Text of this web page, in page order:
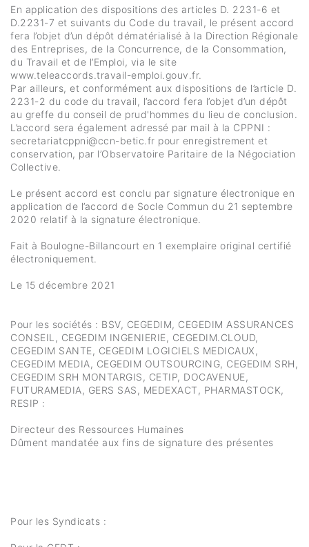
En application des dispositions des articles D. 2231-6 et
D.2231-7 et suivants du Code du travail, le présent accord
fera l’objet d’un dépôt dématérialisé à la Direction Régionale
des Entreprises, de la Concurrence, de la Consommation,
du Travail et de l’Emploi, via le site
www.teleaccords.travail-emploi.gouv.fr.
Par ailleurs, et conformément aux dispositions de l’article D.
2231-2 du code du travail, l’accord fera l’objet d’un dépôt
au greffe du conseil de prud'hommes du lieu de conclusion.
L’accord sera également adressé par mail à la CPPNI :
secretariatcppni@ccn-betic.fr pour enregistrement et
conservation, par l’Observatoire Paritaire de la Négociation
Collective.
Le présent accord est conclu par signature électronique en
application de l’accord de Socle Commun du 21 septembre
2020 relatif à la signature électronique.
Fait à Boulogne-Billancourt en 1 exemplaire original certifié
électroniquement.
Le 15 décembre 2021
Pour les sociétés : BSV, CEGEDIM, CEGEDIM ASSURANCES
CONSEIL, CEGEDIM INGENIERIE, CEGEDIM.CLOUD,
CEGEDIM SANTE, CEGEDIM LOGICIELS MEDICAUX,
CEGEDIM MEDIA, CEGEDIM OUTSOURCING, CEGEDIM SRH,
CEGEDIM SRH MONTARGIS, CETIP, DOCAVENUE,
FUTURAMEDIA, GERS SAS, MEDEXACT, PHARMASTOCK,
RESIP :
Directeur des Ressources Humaines
Dûment mandatée aux fins de signature des présentes
Pour les Syndicats :